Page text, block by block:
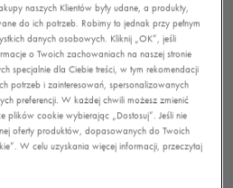
naszych Klientów były udane, a produkty,
do ich potrzeb. Robimy to jednak przy pełnym
danych osobowych. Kliknij „OK”, jeśli
o Twoich zachowaniach na naszej stronie
specjalnie dla Ciebie treści, w tym rekomendacji
potrzeb i zainteresowań, spersonalizowanych
preferencji. W każdej chwili możesz zmienić
plików cookie wybierając „Dostosuj”. Jeśli nie
oferty produktów, dopasowanych do Twoich
W celu uzyskania więcej informacji, przeczytaj